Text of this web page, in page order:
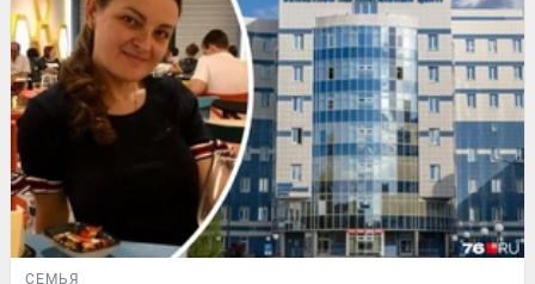
СЕМЬЯ